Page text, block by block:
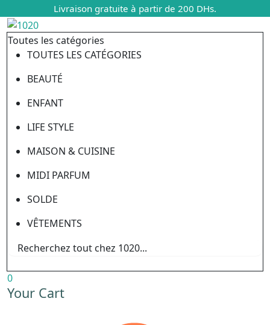
Livraison gratuite à partir de 200 DHs.
Toutes les catégories
TOUTES LES CATÉGORIES
BEAUTÉ
ENFANT
LIFE STYLE
MAISON & CUISINE
MIDI PARFUM
SOLDE
VÊTEMENTS
0
Your Cart